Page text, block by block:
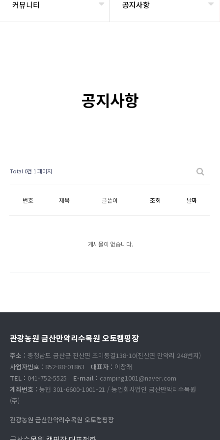
커뮤니티 공지사항
공지사항
Total 0건 1 페이지
번호 제목 글쓴이 조회 날짜
게시물이 없습니다.
관광농원 금산만악리수목원 오토캠핑장
주소 : 충청남도 금산군 진산면 초미동길138-10(진산면 만악리 248번지)
사업자번호 : 852-88-01863 대표자 : 이창래
TEL : 041-752-5525 E-mail : camping1001@naver.com
계좌번호 : 농협 301-6600-1001-21 / 농업회사법인 금산만악리수목원
(주)
관광농원 금산만악리수목원 오토캠핑장